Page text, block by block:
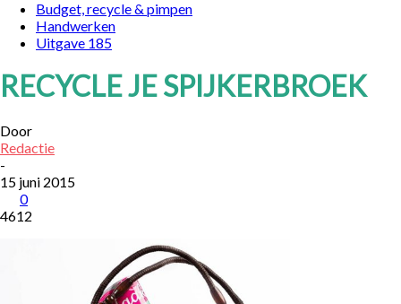
Budget, recycle & pimpen
Handwerken
Uitgave 185
RECYCLE JE SPIJKERBROEK
Door
Redactie
-
15 juni 2015
0
4612